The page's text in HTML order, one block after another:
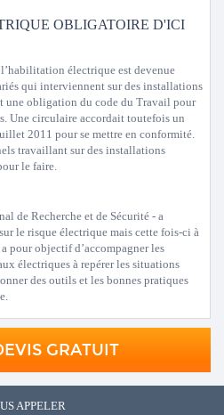
OBLIGATOIRE D'ICI
électrique est devenue
qui interviennent sur des installations
une obligation du code du Travail pour
Une circulaire accordait toutefois un
2011 pour se mettre en conformité.
travaillant sur des installations
le faire.
de Recherche et de Sécurité - a
le risque électrique mais cette fois-ci à
pour objectif d’accompagner les
électriques à repérer les situations
des outils et les bonnes pratiques
GRATUIT
APPELER